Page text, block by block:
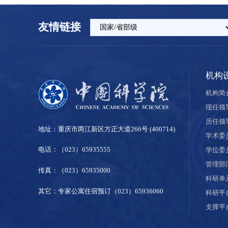
友情链接
地址：重庆市两江新区方正大道266号 (400714)
电话：（023）65935555
传真：（023）65935000
其它：专家公寓住宿预订（023）65936060
机构
机构简
现任领
历任领
学术委
学位委
管理部
科研单
科研平
支撑平